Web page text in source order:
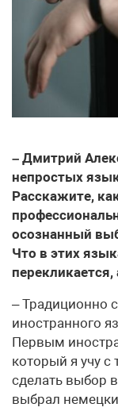
– Дмитрий
непростых
Расскажите,
осознанный
Что в этих
– Традиционно
иностранного
Первым
который я учу с
сделать выбор
выбрал